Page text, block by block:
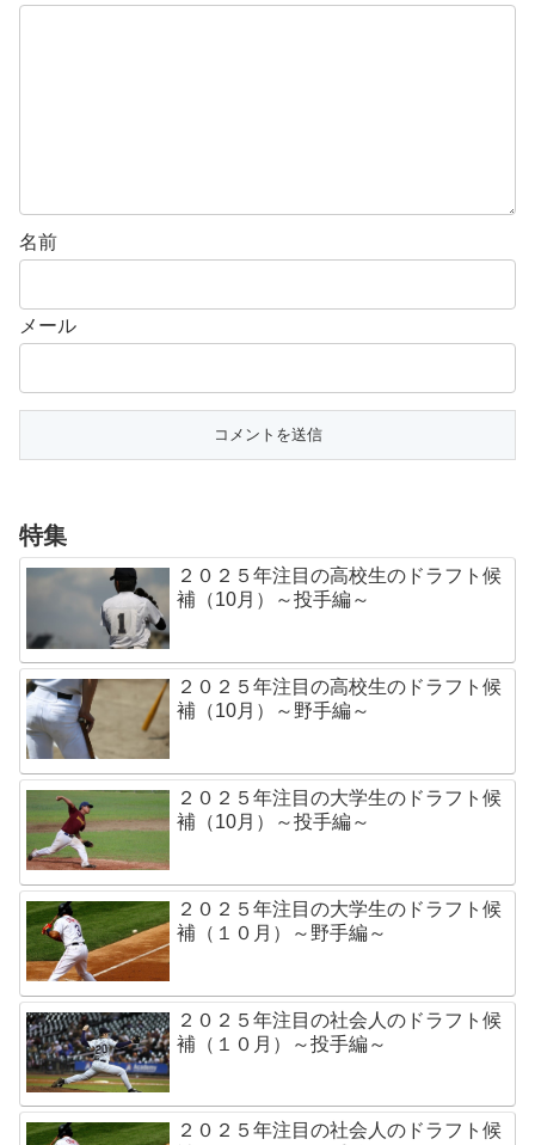
名前
メール
特集
２０２５年注目の高校生のドラフト候
補（10月）～投手編～
２０２５年注目の高校生のドラフト候
補（10月）～野手編～
２０２５年注目の大学生のドラフト候
補（10月）～投手編～
２０２５年注目の大学生のドラフト候
補（１０月）～野手編～
２０２５年注目の社会人のドラフト候
補（１０月）～投手編～
２０２５年注目の社会人のドラフト候